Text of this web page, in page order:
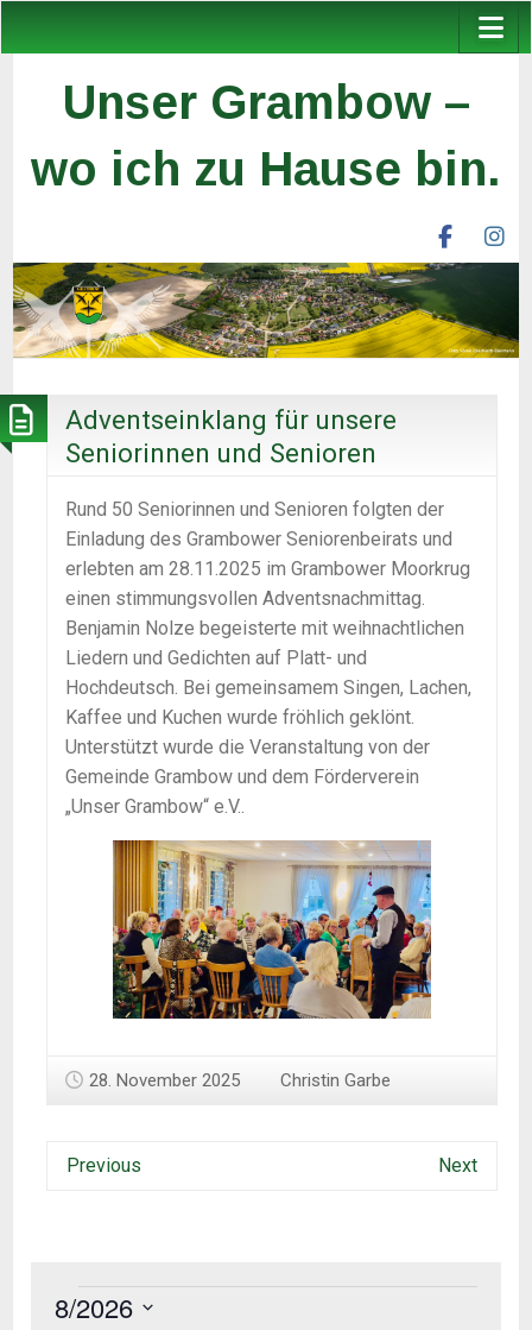
Unser Grambow –
wo ich zu Hause bin.
unser
ev
Adventseinklang für unsere
Seniorinnen und Senioren
Rund 50 Seniorinnen und Senioren folgten der
Einladung des Grambower Seniorenbeirats und
erlebten am 28.11.2025 im Grambower Moorkrug
einen stimmungsvollen Adventsnachmittag.
Benjamin Nolze begeisterte mit weihnachtlichen
Liedern und Gedichten auf Platt- und
Hochdeutsch. Bei gemeinsamem Singen, Lachen,
Kaffee und Kuchen wurde fröhlich geklönt.
Unterstützt wurde die Veranstaltung von der
Gemeinde Grambow und dem Förderverein
„Unser Grambow“ e.V..
28. November 2025 Christin Garbe
Previous Next